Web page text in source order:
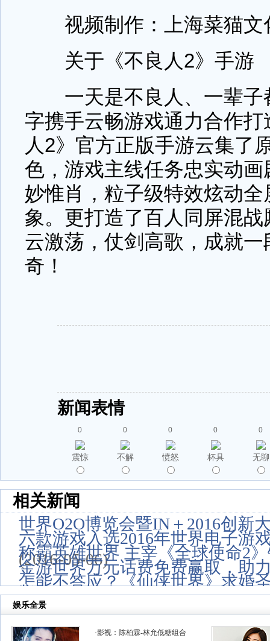
视频制作：上海菜猫文
关于《不良人2》手游
一天是不良人、一辈子
字携手云畅游戏通力合作
人2》官方正版手游云集了
色，游戏主线任务忠实动
妙惟肖，粒子级特效炫动
象。更打造了百人同屏混
云激荡，仗剑高歌，成就
奇！
新闻表情
0
震惊
0
不解
0
愤怒
0
杯具
0
无聊
相关新闻
世界O2O博览会暨IN＋2016创新
六款游戏入选2016年世界电子游
(2016-05-06)
称霸英雄世界 主宰《全球使命2
金游世界万元话费免费赢取，助
怎能不答应？《仙侠世界》求婚